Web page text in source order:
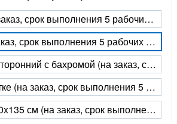
140x210 см (на заказ, срок выполнения 5 рабочих дней)
90x135 см (на заказ, срок выполнения 5 рабочих дней)
90х135 см двухсторонний с бахромой (на заказ, срок выполнения 5 рабочих дней)
90х135 см на сетке (на заказ, срок выполнения 5 рабочих дней)
Двусторонний 90x135 см (на заказ, срок выполнения 5 рабочих дней)